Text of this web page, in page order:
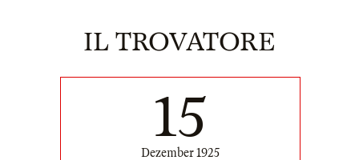
IL TROVATORE
15
Dezember 1925